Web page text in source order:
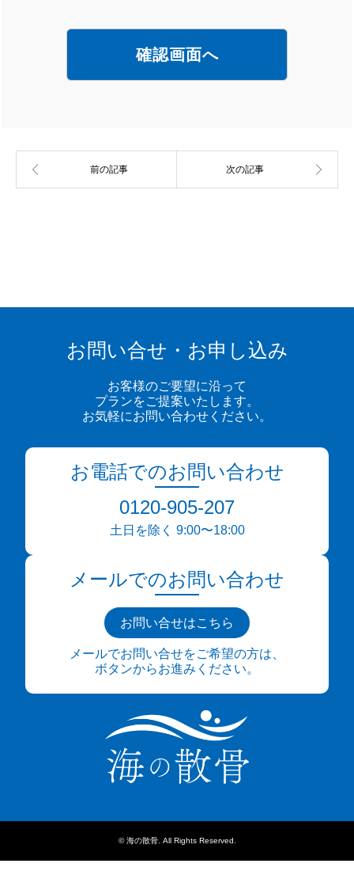
お問い合せ・お申し込み
お客様のご要望に沿って
プランをご提案いたします。
お気軽にお問い合わせください。
お電話でのお問い合わせ
0120-905-207
土日を除く 9:00〜18:00
メールでのお問い合わせ
お問い合せはこちら
メールでお問い合せをご希望の方は、
ボタンからお進みください。
©海の散骨. All Rights Reserved.